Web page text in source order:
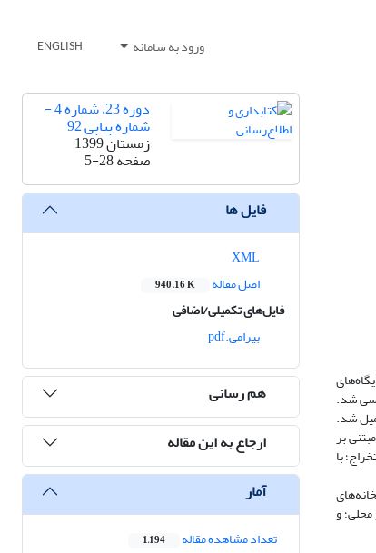
ورود به سامانه ENGLISH
منبع در جهان انتخاب، و بررسی شد.
شد.
بر
با
و
دوره 23، شماره 4 -
شماره پیاپی 92
زمستان 1399
صفحه5-28
فایل ها
اصل مقاله
940.16 K
فایل‌های تکمیلی/اضافی
بیرامی.pdf
هم رسانی
ارجاع به این مقاله
آمار
تعداد مشاهده مقاله 1,194